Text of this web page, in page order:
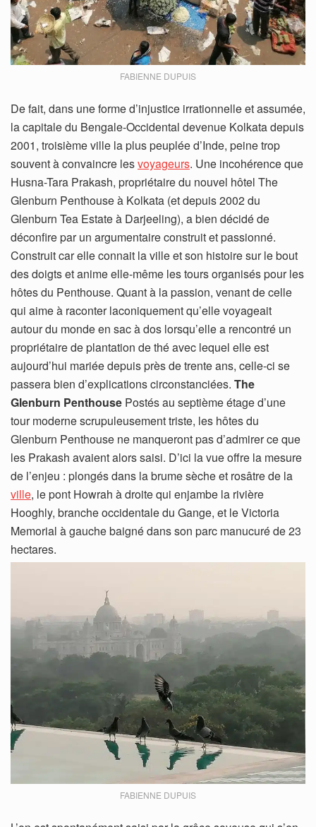
FABIENNE DUPUIS
De fait, dans une forme d’injustice irrationnelle et assumée,
la capitale du Bengale-Occidental devenue Kolkata depuis
2001, troisième ville la plus peuplée d’Inde, peine trop
souvent à convaincre lesvoyageurs. Une incohérence que
Husna-Tara Prakash, propriétaire du nouvel hôtel The
Glenburn Penthouse à Kolkata (et depuis 2002 du
Glenburn Tea Estate à Darjeeling), a bien décidé de
déconfire par un argumentaire construit et passionné.
Construit car elle connait la ville et son histoire sur le bout
des doigts et anime elle-même les tours organisés pour les
hôtes du Penthouse. Quant à la passion, venant de celle
qui aime à raconter laconiquement qu’elle voyageait
autour du monde en sac à dos lorsqu’elle a rencontré un
propriétaire de plantation de thé avec lequel elle est
aujourd’hui mariée depuis près de trente ans, celle-ci se
passera bien d’explications circonstanciées. The
Glenburn Penthouse Postés au septième étage d’une
tour moderne scrupuleusement triste, les hôtes du
Glenburn Penthouse ne manqueront pas d’admirer ce que
les Prakash avaient alors saisi. D’ici la vue offre la mesure
de l’enjeu : plongés dans la brume sèche et rosâtre de la
ville, le pont Howrah à droite qui enjambe la rivière
Hooghly, branche occidentale du Gange, et le Victoria
Memorial à gauche baigné dans son parc manucuré de 23
hectares.
FABIENNE DUPUIS